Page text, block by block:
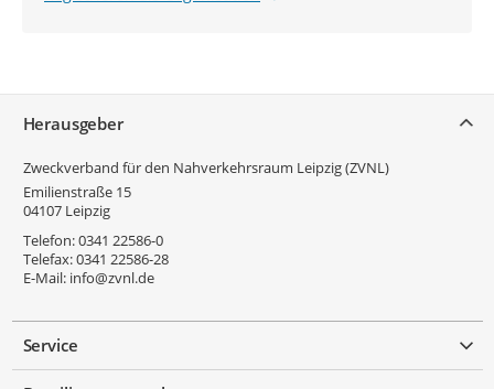
Herausgeber
Zweckverband für den Nahverkehrsraum Leipzig (ZVNL)
Emilienstraße 15
04107 Leipzig
Telefon:0341 22586-0
Telefax:0341 22586-28
E-Mail: info@zvnl.de
Service